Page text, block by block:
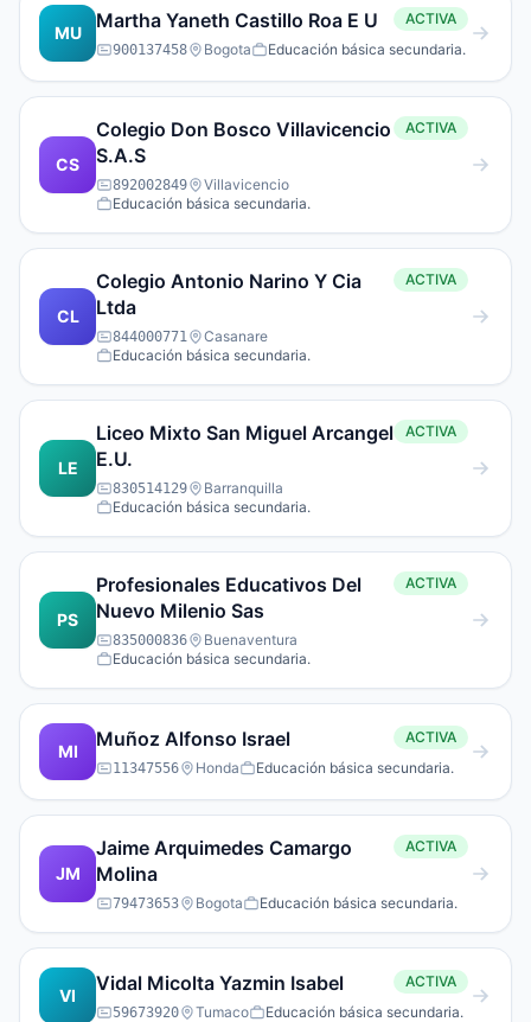
MU
Martha Yaneth Castillo Roa E U ACTIVA
900137458 Bogota Educación básica secundaria.
CS
Colegio Don Bosco Villavicencio
S.A.S
ACTIVA
892002849
Villavicencio
Educación básica secundaria.
CL
Colegio Antonio Narino Y Cia
Ltda
ACTIVA
844000771
Casanare
Educación básica secundaria.
LE
Liceo Mixto San Miguel Arcangel
E.U.
ACTIVA
830514129
Barranquilla
Educación básica secundaria.
PS
Profesionales Educativos Del
Nuevo Milenio Sas
ACTIVA
835000836
Buenaventura
Educación básica secundaria.
MI
Muñoz Alfonso Israel ACTIVA
11347556 Honda Educación básica secundaria.
JM
Jaime Arquimedes Camargo
Molina
ACTIVA
79473653 Bogota Educación básica secundaria.
VI
Vidal Micolta Yazmin Isabel ACTIVA
59673920 Tumaco Educación básica secundaria.